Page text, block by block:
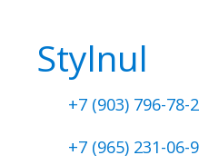
Stylnul
+7 (903) 796-78-
+7 (965) 231-06-